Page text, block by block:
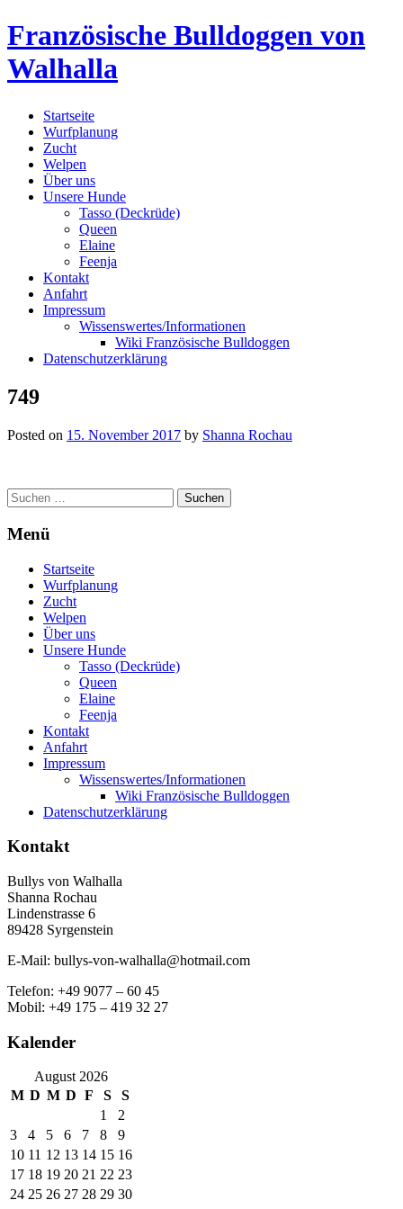
Skip
to
content
Französische Bulldoggen von
Walhalla
Startseite
Wurfplanung
Zucht
Welpen
Über uns
Unsere Hunde
Tasso (Deckrüde)
Queen
Elaine
Feenja
Kontakt
Anfahrt
Impressum
Wissenswertes/Informationen
Wiki Französische Bulldoggen
Datenschutzerklärung
749
Posted on 15. November 2017 by Shanna Rochau
Post
navigation
Suchen
nach:
Menü
Startseite
Wurfplanung
Zucht
Welpen
Über uns
Unsere Hunde
Tasso (Deckrüde)
Queen
Elaine
Feenja
Kontakt
Anfahrt
Impressum
Wissenswertes/Informationen
Wiki Französische Bulldoggen
Datenschutzerklärung
Kontakt
Bullys von Walhalla
Shanna Rochau
Lindenstrasse 6
89428 Syrgenstein
E-Mail: bullys-von-walhalla@hotmail.com
Telefon: +49 9077 – 60 45
Mobil: +49 175 – 419 32 27
Kalender
August 2026
M D M D F S
S
1
2
3
4 5 6 7 8
9
10 11 12 13 14 15 16
17 18 19 20 21 22 23
24 25 26 27 28 29 30